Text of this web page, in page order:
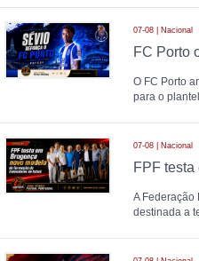
07-08 | Nacional
FC Porto
O FC Porto
para o
07-08 | Nacional
A Federação
destinada a